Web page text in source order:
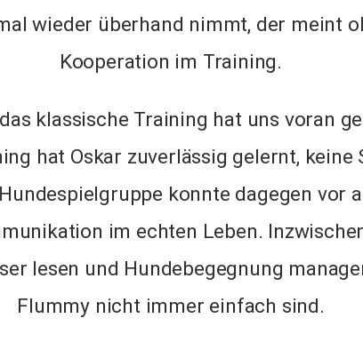
wieder überhand nimmt, der meint
Kooperation im Training.
klassische Training hat uns voran
hat Oskar zuverlässig gelernt, keine
konnte dagegen vor
im echten Leben.
lesen und Hundebegegnung
Flummy nicht immer einfach sind.